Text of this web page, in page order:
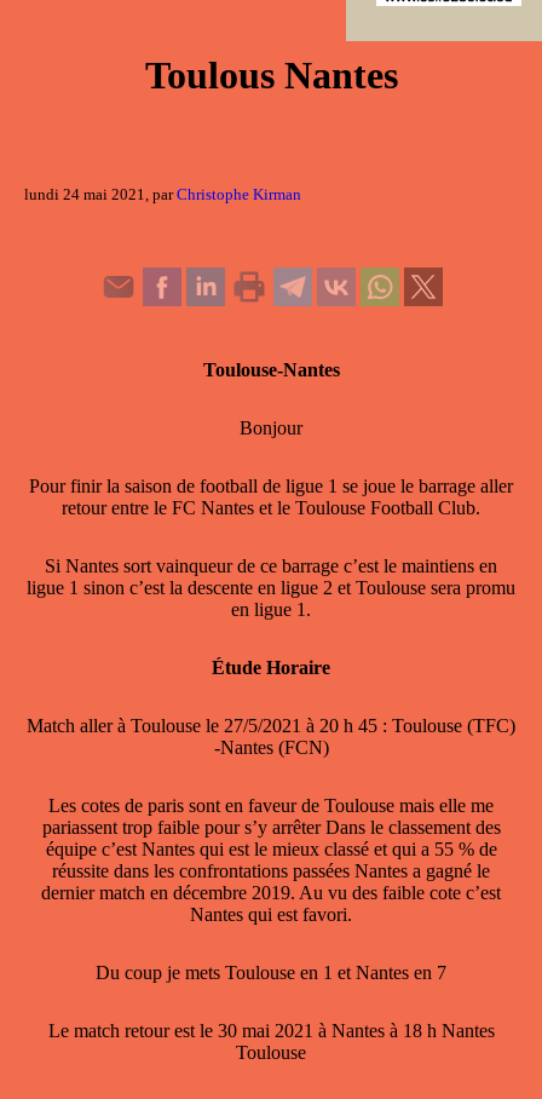
Toulous Nantes
lundi 24 mai 2021, parChristophe Kirman
Toulouse-Nantes
Bonjour
Pour finir la saison de football de ligue 1 se joue le barrage aller
retour entre le FC Nantes et le Toulouse Football Club.
Si Nantes sort vainqueur de ce barrage c’est le maintiens en
ligue 1 sinon c’est la descente en ligue 2 et Toulouse sera promu
en ligue 1.
Étude Horaire
Match aller à Toulouse le 27/5/2021 à 20 h 45 : Toulouse (TFC)
-Nantes (FCN)
Les cotes de paris sont en faveur de Toulouse mais elle me
pariassent trop faible pour s’y arrêter Dans le classement des
équipe c’est Nantes qui est le mieux classé et qui a 55 % de
réussite dans les confrontations passées Nantes a gagné le
dernier match en décembre 2019. Au vu des faible cote c’est
Nantes qui est favori.
Du coup je mets Toulouse en 1 et Nantes en 7
Le match retour est le 30 mai 2021 à Nantes à 18 h Nantes
Toulouse